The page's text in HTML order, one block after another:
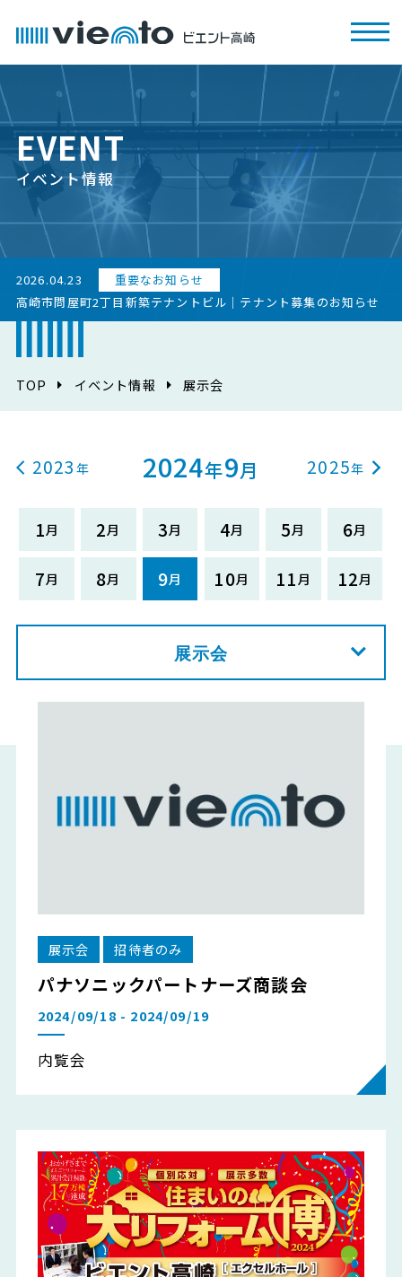
EVENT
イベント情報
2026.04.23
重要なお知らせ
高崎市問屋町2丁目新築テナントビル｜テナント募集のお知らせ
TOP イベント情報 展示会
2023 2024年9月
1 2 3 4 5
6
7
8 9 10 11 12
2025
展示会
展示会 招待者のみ
パナソニックパートナーズ商談会
2024/09/18 - 2024/09/19
内覧会